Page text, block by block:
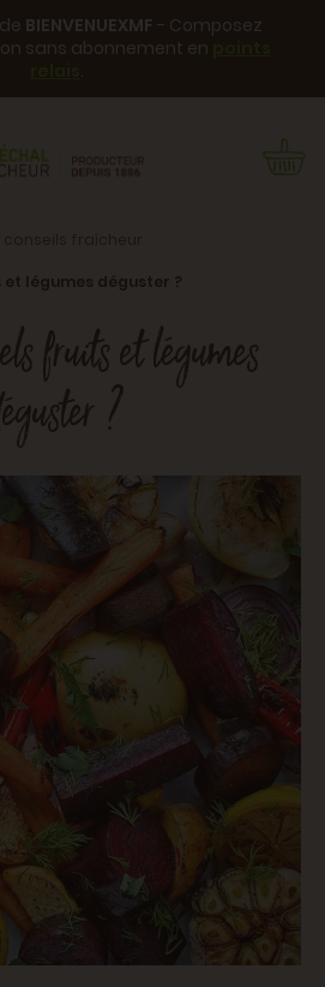
BIENVENUEXMF - Composez
sans abonnement en
.
et légumes déguster ?
fruits et légumes
?